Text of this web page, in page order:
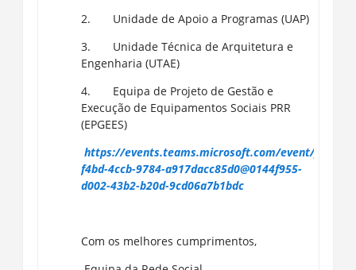
2. Unidade de Apoio a Programas (UAP)
3. Unidade Técnica de Arquitetura e
Engenharia (UTAE)
4. Equipa de Projeto de Gestão e
Execução de Equipamentos Sociais PRR
(EPGEES)
https://events.teams.microsoft.com/event/
f4bd-4ccb-9784-a917dacc85d0@0144f955-
d002-43b2-b20d-9cd06a7b1bdc
Com os melhores cumprimentos,